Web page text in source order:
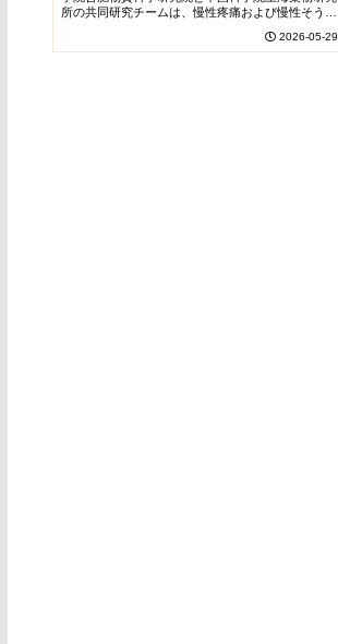
Pain and Pruritus）
所の共同研究チームは、慢性疼痛および慢性そう痒
低減を両立した新しいκオピオイド受容体（K...
2026-05-29